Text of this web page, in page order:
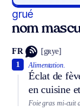
grué
nom
FR [gʀye]
Alimentation.
Éclat de
en cuisine
1
Foie gras mi-cuit